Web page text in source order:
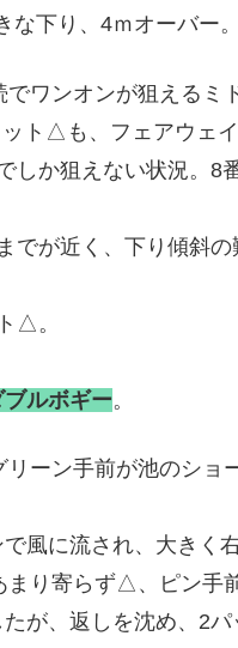
な下り、4ｍオーバー
ワンオンが狙えるミ
ト△も、フェアウェイ
しか狙えない状況。8
が近く、下り傾斜
△。
ブルボギー。
ーン手前が池のショ
風に流され、大きく
り寄らず△、ピン手前
が、返しを沈め、2パ